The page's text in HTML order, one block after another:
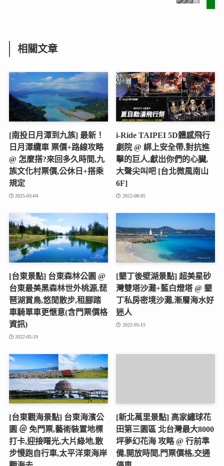
相關文章
[南投日月潭到九族] 最新！
日月潭纜車 票價+路線攻略
@ 怎麼搭?來回多久時間,九
族文化村票價,公休日+搭乘
規定
2025-03-04
i-Ride TAIPEI 5D體感飛行
劇院 @ 綁上安全帶,對抗進
擊的巨人,獻出你們的心臟,
大聲尖叫吧 [台北微風南山
6F]
2022-08-05
[台東景點] 台東森林公園 @
台東最美黑森林世外桃源,琵
琶湖賞鳥,悠閒散步,租腳踏
車騎單車更愜意(含門票價格
資訊)
2022-05-19
[墾丁後壁湖景點] 超美星砂
灣雙塔沙灘+藍白燈塔 @ 墾
丁私房密境沙灘,漸層海水好
迷人
2022-05-15
[台東觀海景點] 台東海濱公
園 ＠ 免門票,藝術裝置地標
打卡,迎接曙光,大片綠地,散
步慢跑自行車,太平洋東海岸
[新北萬里景點] 高家繡球花
田第三園區 北台灣最大8000
坪夢幻花海 攻略 @ 行前準
備,開放時間,門票價格,交通